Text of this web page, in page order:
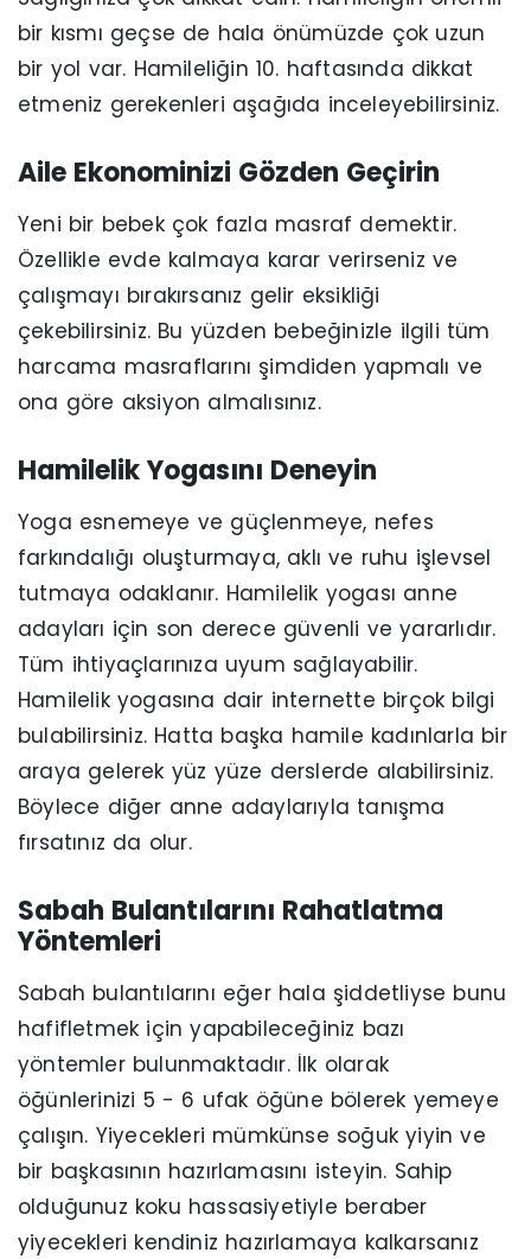
bir kısmı geçse de hala önümüzde çok uzun
bir yol var. Hamileliğin 10. haftasında dikkat
etmeniz gerekenleri aşağıda inceleyebilirsiniz.
Aile Ekonominizi Gözden Geçirin
Yeni bir bebek çok fazla masraf demektir.
Özellikle evde kalmaya karar verirseniz ve
çalışmayı bırakırsanız gelir eksikliği
çekebilirsiniz. Bu yüzden bebeğinizle ilgili tüm
harcama masraflarını şimdiden yapmalı ve
ona göre aksiyon almalısınız.
Hamilelik Yogasını Deneyin
Yoga esnemeye ve güçlenmeye, nefes
farkındalığı oluşturmaya, aklı ve ruhu işlevsel
tutmaya odaklanır. Hamilelik yogası anne
adayları için son derece güvenli ve yararlıdır.
Tüm ihtiyaçlarınıza uyum sağlayabilir.
Hamilelik yogasına dair internette birçok bilgi
bulabilirsiniz. Hatta başka hamile kadınlarla bir
araya gelerek yüz yüze derslerde alabilirsiniz.
Böylece diğer anne adaylarıyla tanışma
fırsatınız da olur.
Sabah Bulantılarını Rahatlatma
Yöntemleri
Sabah bulantılarını eğer hala şiddetliyse bunu
hafifletmek için yapabileceğiniz bazı
yöntemler bulunmaktadır. İlk olarak
öğünlerinizi 5 - 6 ufak öğüne bölerek yemeye
çalışın. Yiyecekleri mümkünse soğuk yiyin ve
bir başkasının hazırlamasını isteyin. Sahip
olduğunuz koku hassasiyetiyle beraber
yiyecekleri kendiniz hazırlamaya kalkarsanız